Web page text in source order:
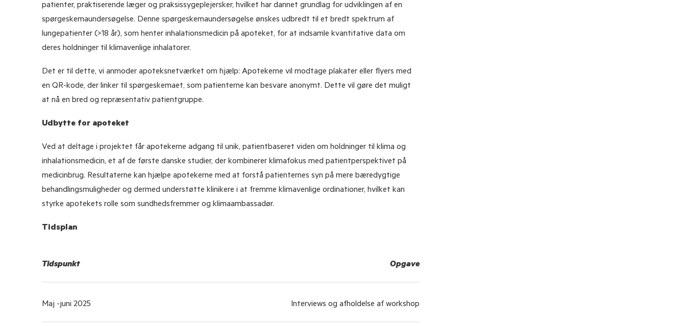
patienter, praktiserende læger og praksissygeplejersker, hvilket har dannet grundlag for udviklingen af en
spørgeskemaundersøgelse. Denne spørgeskemaundersøgelse ønskes udbredt til et bredt spektrum af
lungepatienter (>18 år), som henter inhalationsmedicin på apoteket, for at indsamle kvantitative data om
deres holdninger til klimavenlige inhalatorer.
Det er til dette, vi anmoder apoteksnetværket om hjælp: Apotekerne vil modtage plakater eller flyers med
en QR-kode, der linker til spørgeskemaet, som patienterne kan besvare anonymt. Dette vil gøre det muligt
at nå en bred og repræsentativ patientgruppe.
Udbytte for apoteket
Ved at deltage i projektet får apotekerne adgang til unik, patientbaseret viden om holdninger til klima og
inhalationsmedicin, et af de første danske studier, der kombinerer klimafokus med patientperspektivet på
medicinbrug. Resultaterne kan hjælpe apotekerne med at forstå patienternes syn på mere bæredygtige
behandlingsmuligheder og dermed understøtte klinikere i at fremme klimavenlige ordinationer, hvilket kan
styrke apotekets rolle som sundhedsfremmer og klimaambassadør.
Tidsplan
Tidspunkt Opgave
Maj -juni 2025 Interviews og afholdelse af workshop